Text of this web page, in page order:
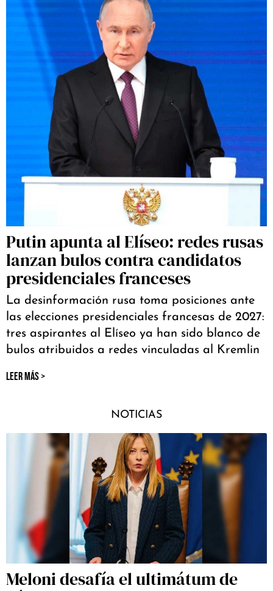
Putin apunta al Elíseo: redes rusas
lanzan bulos contra candidatos
presidenciales franceses
La desinformación rusa toma posiciones ante
las elecciones presidenciales francesas de 2027:
tres aspirantes al Elíseo ya han sido blanco de
bulos atribuidos a redes vinculadas al Kremlin
LEER MÁS >
NOTICIAS
Meloni desafía el ultimátum de